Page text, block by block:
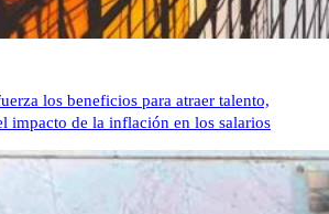
los beneficios para atraer talento,
impacto de la inflación en los salarios